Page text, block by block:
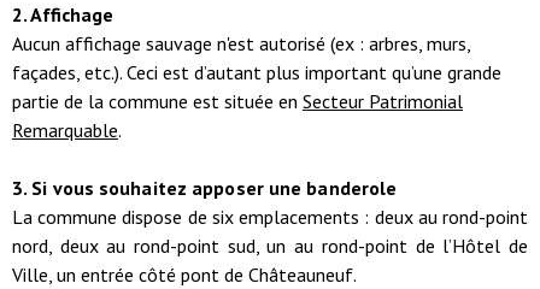
2. Affichage
Aucun affichage sauvage n'est autorisé (ex : arbres, murs,
façades, etc.). Ceci est d’autant plus important qu’une grande
partie de la commune est située en Secteur Patrimonial
Remarquable.
3. Si vous souhaitez apposer une banderole
La commune dispose de six emplacements : deux au rond-point
nord, deux au rond-point sud, un au rond-point de l’Hôtel de
Ville, un entrée côté pont de Châteauneuf.